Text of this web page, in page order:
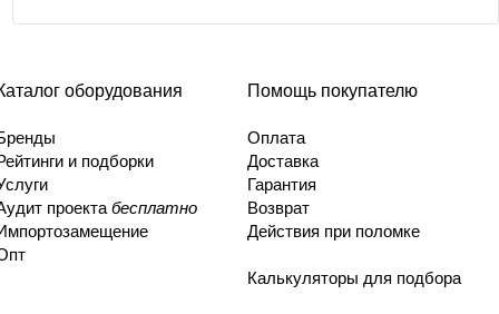
оборудования
и подборки
проекта бесплатно
Помощь покупателю
Оплата
Доставка
Гарантия
Возврат
Действия при поломке
Калькуляторы для подбора